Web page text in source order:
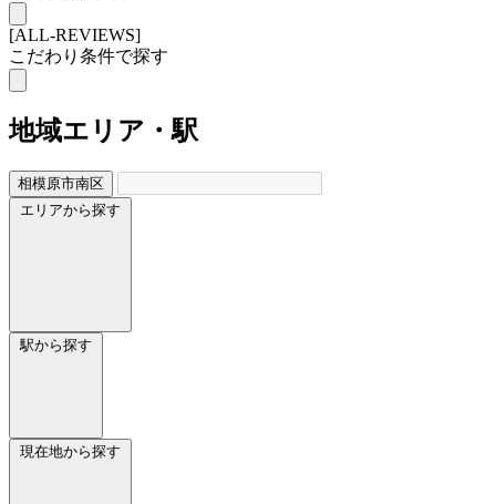
[ALL-REVIEWS]
こだわり条件で探す
地域エリア・駅
相模原市南区
エリアから探す
駅から探す
現在地から探す